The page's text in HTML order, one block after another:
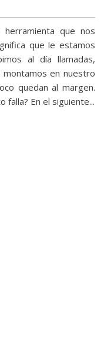
que nos
que le estamos
al día llamadas,
en nuestro
quedan al margen.
falla? En el siguiente...